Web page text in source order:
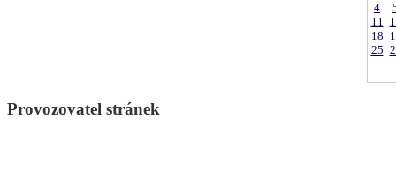
4
11
18
25
Provozovatel stránek